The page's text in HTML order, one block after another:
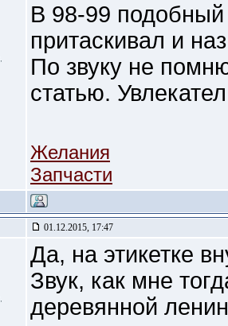
В 98-99 подобный
притаскивал и
По звуку не
статью.
Желания
Запчасти
01.12.2015, 17:47
Да, на этикетке
Звук, как мне
деревянной